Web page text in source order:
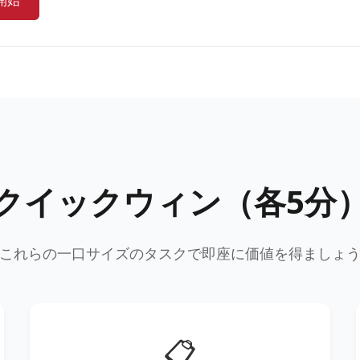
イックウィン（各5分）
これらの一口サイズのタスクで即座に価値を得ましょう